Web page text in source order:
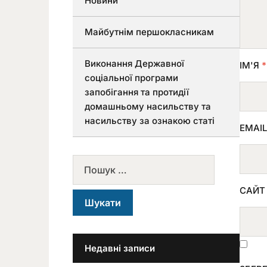
ІМ'Я *
САЙТ
Майбутнім першокласникам
Виконання Державної
соціальної програми
запобігання та протидії
домашньому насильству та
насильству за ознакою статі
Недавні записи